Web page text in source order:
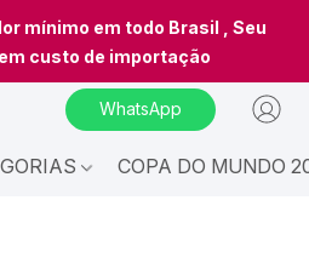
mínimo em todo Brasil , Seu
custo de importação
WhatsApp
COPA DO MUNDO